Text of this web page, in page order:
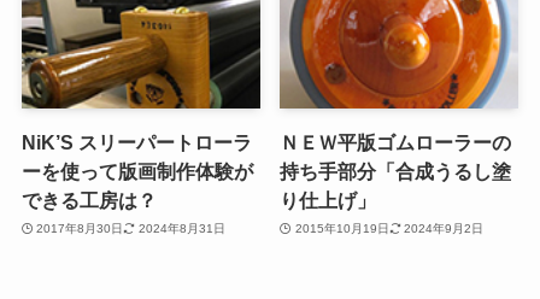
NiK’S スリーパートローラ
ーを使って版画制作体験が
できる工房は？
2017年8月30日 2024年8月31日
ＮＥＷ平版ゴムローラーの
持ち手部分「合成うるし塗
り仕上げ」
2015年10月19日 2024年9月2日